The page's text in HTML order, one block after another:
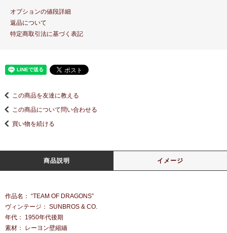
オプションの値段詳細
返品について
特定商取引法に基づく表記
この商品を友達に教える
この商品について問い合わせる
買い物を続ける
商品説明 イメージ
作品名： “TEAM OF DRAGONS”
ヴィンテージ： SUNBROS & CO.
年代： 1950年代後期
素材： レーヨン壁縮緬